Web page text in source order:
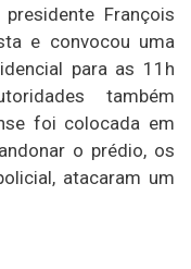
François
e convocou uma
para as 11h
também
foi colocada em
o prédio, os
atacaram um